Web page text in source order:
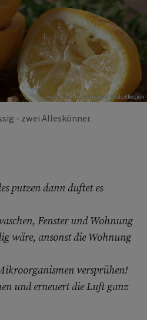
Foto: mauritius images/ foodcollection
- zwei Alleskönner.
putzen dann duftet es
Fenster und Wohnung
wäre, ansonst die Wohnung
versprühen!
und erneuert die Luft ganz